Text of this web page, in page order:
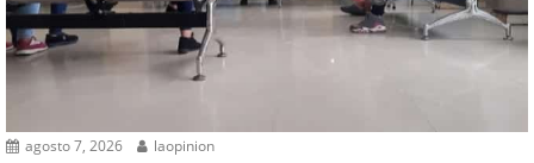
agosto 7, 2026 laopinion